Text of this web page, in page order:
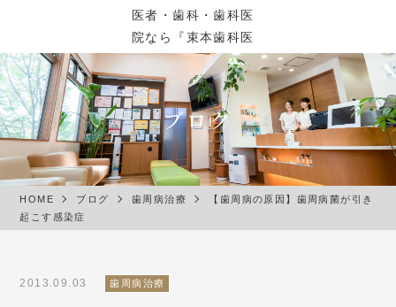
ブログ
HOME ブログ 歯周病治療
【歯周病の原因】歯周病菌が引き
起こす感染症
2013.09.03 歯周病治療